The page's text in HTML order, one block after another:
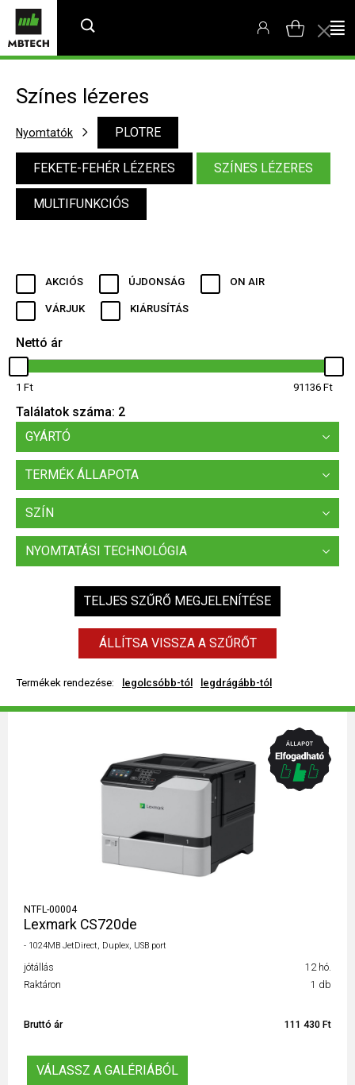
Színes lézeres
Nyomtatók PLOTRE
FEKETE-FEHÉR LÉZERES SZÍNES LÉZERES
MULTIFUNKCIÓS
AKCIÓS ÚJDONSÁG ON AIR
VÁRJUK KIÁRUSÍTÁS
Nettó ár
1 91136
Találatok száma: 2
GYÁRTÓ
TERMÉK ÁLLAPOTA
SZÍN
NYOMTATÁSI TECHNOLÓGIA
TELJES SZŰRŐ MEGJELENÍTÉSE
ÁLLÍTSA VISSZA A SZŰRŐT
Termékek rendezése: legolcsóbb-tól legdrágább-tól
NTFL-00004
Lexmark CS720de
- 1024MB JetDirect, Duplex, USB port
jótállás
12 hó.
Raktáron
1 db
Bruttó ár 111 430 Ft
VÁLASSZ A GALÉRIÁBÓL